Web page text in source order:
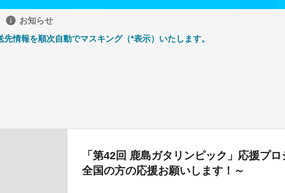
お知らせ
情報を順次自動でマスキング（*表示）いたします。
「第42回 鹿島ガタリンピック」応援プロ
全国の方の応援お願いします！～